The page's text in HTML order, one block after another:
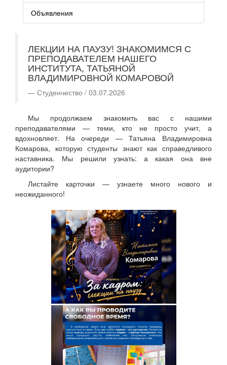
Объявления
ЛЕКЦИИ НА ПАУЗУ! ЗНАКОМИМСЯ С
ПРЕПОДАВАТЕЛЕМ НАШЕГО
ИНСТИТУТА, ТАТЬЯНОЙ
ВЛАДИМИРОВНОЙ КОМАРОВОЙ
Студенчество / 03.07.2026
Мы продолжаем знакомить вас с нашими
преподавателями — теми, кто не просто учит, а
вдохновляет. На очереди — Татьяна Владимировна
Комарова, которую студенты знают как справедливого
наставника. Мы решили узнать: а какая она вне
аудитории?
Листайте карточки — узнаете много нового и
неожиданного!